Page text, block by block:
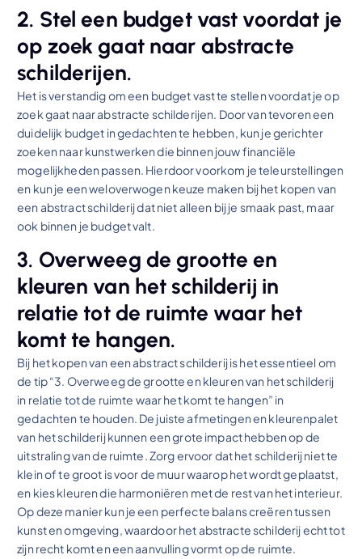
2. Stel een budget vast voordat je
op zoek gaat naar abstracte
schilderijen.
Het is verstandig om een budget vast te stellen voordat je op
zoek gaat naar abstracte schilderijen. Door van tevoren een
duidelijk budget in gedachten te hebben, kun je gerichter
zoeken naar kunstwerken die binnen jouw financiële
mogelijkheden passen. Hierdoor voorkom je teleurstellingen
en kun je een weloverwogen keuze maken bij het kopen van
een abstract schilderij dat niet alleen bij je smaak past, maar
ook binnen je budget valt.
3. Overweeg de grootte en
kleuren van het schilderij in
relatie tot de ruimte waar het
komt te hangen.
Bij het kopen van een abstract schilderij is het essentieel om
de tip “3. Overweeg de grootte en kleuren van het schilderij
in relatie tot de ruimte waar het komt te hangen” in
gedachten te houden. De juiste afmetingen en kleurenpalet
van het schilderij kunnen een grote impact hebben op de
uitstraling van de ruimte. Zorg ervoor dat het schilderij niet te
klein of te groot is voor de muur waarop het wordt geplaatst,
en kies kleuren die harmoniëren met de rest van het interieur.
Op deze manier kun je een perfecte balans creëren tussen
kunst en omgeving, waardoor het abstracte schilderij echt tot
zijn recht komt en een aanvulling vormt op de ruimte.